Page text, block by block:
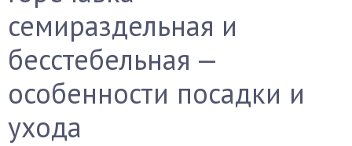
семираздельная и
бесстебельная —
особенности посадки и
ухода